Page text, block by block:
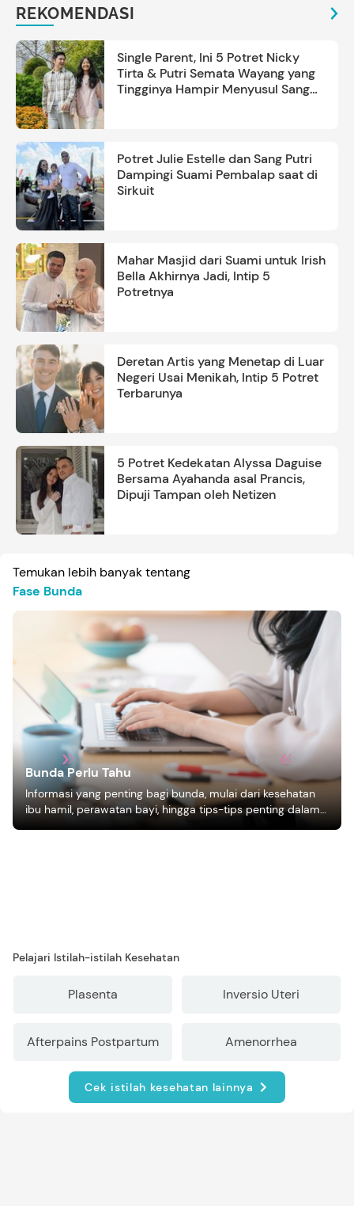
REKOMENDASI
Single Parent, Ini 5 Potret Nicky
Tirta & Putri Semata Wayang yang
Tingginya Hampir Menyusul Sang
Potret Julie Estelle dan Sang Putri
Dampingi Suami Pembalap saat di
Sirkuit
Mahar Masjid dari Suami untuk Irish
Bella Akhirnya Jadi, Intip 5
Potretnya
Deretan Artis yang Menetap di Luar
Negeri Usai Menikah, Intip 5 Potret
Terbarunya
5 Potret Kedekatan Alyssa Daguise
Bersama Ayahanda asal Prancis,
Dipuji Tampan oleh Netizen
Temukan lebih banyak tentang
Fase Bunda
Bunda Perlu Tahu
Informasi yang penting bagi bunda, mulai dari kesehatan
ibu hamil, perawatan bayi, hingga tips-tips penting dalam
mengasuh anak
Pelajari Istilah-istilah Kesehatan
Plasenta Inversio Uteri
Afterpains Postpartum Amenorrhea
Cek istilah kesehatan lainnya